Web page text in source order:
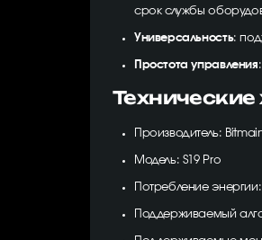
срок службы
Универсальность:
Простота управления
Производитель:
Модель: S19 Pro
Потребление энергии:
Поддерживаемый